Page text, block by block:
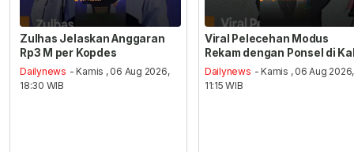
Zulhas Jelaskan Anggaran
Rp3 M per Kopdes
Dailynews - Kamis , 06 Aug 2026,
18:30 WIB
Viral Pelecehan Modus
Rekam dengan Ponsel di
Dailynews - Kamis , 06 Aug 2026,
11:15 WIB